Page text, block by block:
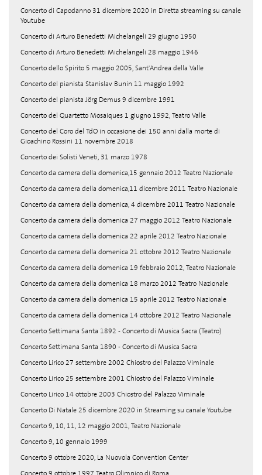
Concerto di Capodanno 31 dicembre 2020 in Diretta streaming su canale
Youtube
Concerto di Arturo Benedetti Michelangeli 29 giugno 1950
Concerto di Arturo Benedetti Michelangeli 28 maggio 1946
Concerto dello Spirito 5 maggio 2005, Sant'Andrea della Valle
Concerto del pianista Stanislav Bunin 11 maggio 1992
Concerto del pianista Jörg Demus 9 dicembre 1991
Concerto del Quartetto Mosaiques 1 giugno 1992, Teatro Valle
Concerto del Coro del TdO in occasione dei 150 anni dalla morte di
Gioachino Rossini 11 novembre 2018
Concerto dei Solisti Veneti, 31 marzo 1978
Concerto da camera della domenica,15 gennaio 2012 Teatro Nazionale
Concerto da camera della domenica,11 dicembre 2011 Teatro Nazionale
Concerto da camera della domenica, 4 dicembre 2011 Teatro Nazionale
Concerto da camera della domenica 27 maggio 2012 Teatro Nazionale
Concerto da camera della domenica 22 aprile 2012 Teatro Nazionale
Concerto da camera della domenica 21 ottobre 2012 Teatro Nazionale
Concerto da camera della domenica 19 febbraio 2012, Teatro Nazionale
Concerto da camera della domenica 18 marzo 2012 Teatro Nazionale
Concerto da camera della domenica 15 aprile 2012 Teatro Nazionale
Concerto da camera della domenica 14 ottobre 2012 Teatro Nazionale
Concerto Settimana Santa 1892 - Concerto di Musica Sacra (Teatro)
Concerto Settimana Santa 1890 - Concerto di Musica Sacra
Concerto Lirico 27 settembre 2002 Chiostro del Palazzo Viminale
Concerto Lirico 25 settembre 2001 Chiostro del Palazzo Viminale
Concerto Lirico 14 ottobre 2003 Chiostro del Palazzo Viminale
Concerto Di Natale 25 dicembre 2020 in Streaming su canale Youtube
Concerto 9, 10, 11, 12 maggio 2001, Teatro Nazionale
Concerto 9, 10 gennaio 1999
Concerto 9 ottobre 2020, La Nuovola Convention Center